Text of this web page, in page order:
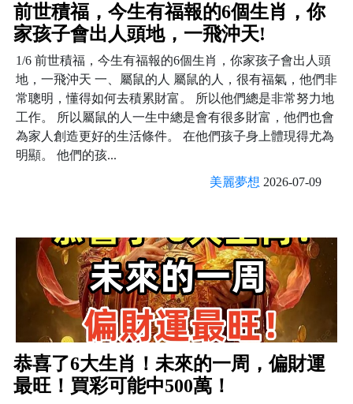
前世積福，今生有福報的6個生肖，你
家孩子會出人頭地，一飛沖天!
1/6 前世積福，今生有福報的6個生肖，你家孩子會出人頭
地，一飛沖天 一、屬鼠的人 屬鼠的人，很有福氣，他們非
常聰明，懂得如何去積累財富。 所以他們總是非常努力地
工作。 所以屬鼠的人一生中總是會有很多財富，他們也會
為家人創造更好的生活條件。 在他們孩子身上體現得尤為
明顯。 他們的孩...
美麗夢想 2026-07-09
恭喜了6大生肖！未來的一周，偏財運
最旺！買彩可能中500萬！